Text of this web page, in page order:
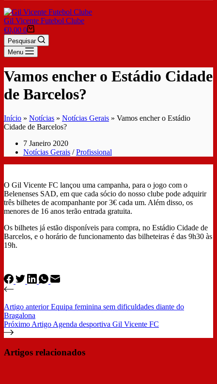
Gil Vicente Futebol Clube
€0,00 0
Pesquisar
Menu
Vamos encher o Estádio Cidade
de Barcelos?
Início » Notícias » Notícias Gerais » Vamos encher o Estádio
Cidade de Barcelos?
7 Janeiro 2020
Notícias Gerais /Profissional
O Gil Vicente FC lançou uma campanha, para o jogo com o
Belenenses SAD, em que cada sócio do nosso clube pode adquirir
três bilhetes de acompanhante por 3€ cada um. Além disso, os
menores de 16 anos terão entrada gratuita.
Os bilhetes já estão disponíveis para compra, no Estádio Cidade de
Barcelos, e o horário de funcionamento das bilheteiras é das 9h30 às
19h.
Artigo anteriorEquipa feminina sem dificuldades diante do
Bragalona
Próximo Artigo Agenda desportiva Gil Vicente FC
Artigos relacionados